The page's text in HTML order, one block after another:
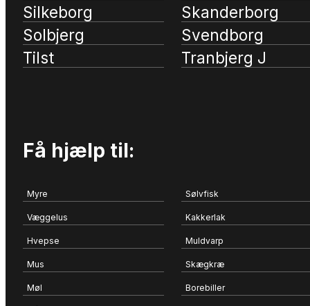
Silkeborg
Skanderborg
Solbjerg
Svendborg
Tilst
Tranbjerg J
Få hjælp til:
Myre Sølvfisk
Væggelus Kakkerlak
Hvepse Muldvarp
Mus Skægkræ
Møl Borebiller